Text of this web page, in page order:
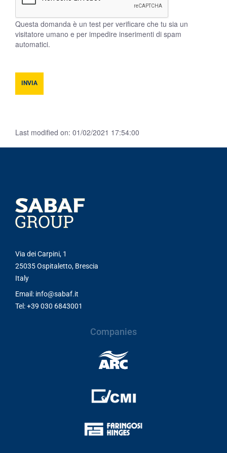
Questa domanda è un test per verificare che tu sia un
visitatore umano e per impedire inserimenti di spam
automatici.
INVIA
Last modified on: 01/02/2021 17:54:00
Via dei Carpini, 1
25035 Ospitaletto, Brescia
Italy
Email: info@sabaf.it
Tel: +39 030 6843001
Companies